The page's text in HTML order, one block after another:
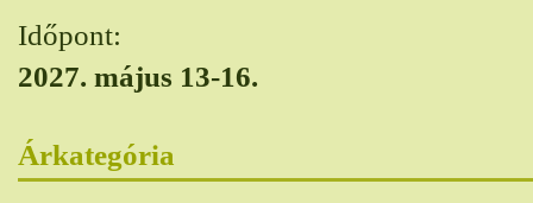
Időpont:
2027. május 13-16.
Árkategória